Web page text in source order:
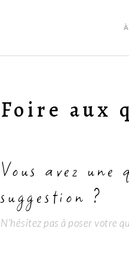
Foire aux
Vous avez une
suggestion ?
N'hésitez pas à poser votre